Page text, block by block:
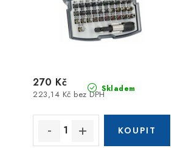
Skladem
223,14 Kč bez DPH
270 Kč